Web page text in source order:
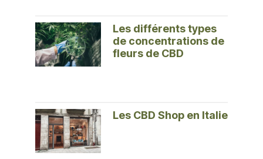
Les différents types
de concentrations de
fleurs de CBD
Les CBD Shop en Italie